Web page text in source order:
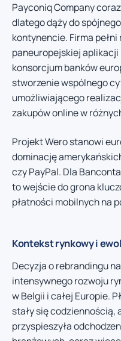
Payconiq Company
dlatego dąży do
kontynencie. Firma
paneuropejskiej
konsorcjum banków
stworzenie wspólnego
umożliwiającego
zakupów online w
Projekt Wero stanowi
dominację
czy PayPal. Dla
to wejście do grona
płatności mobilnych na
Kontekst rynkowy i
Decyzja o rebrandingu
intensywnego rozwoju
w Belgii i całej Europie.
stały się codziennością,
przyspieszyła